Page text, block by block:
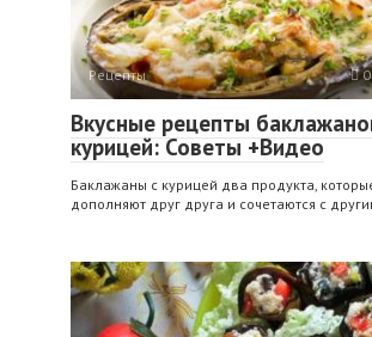
Рецепты 0
Вкусные рецепты
курицей: Советы +Видео
Баклажаны с курицей два продукта,
дополняют друг друга и сочетаются с